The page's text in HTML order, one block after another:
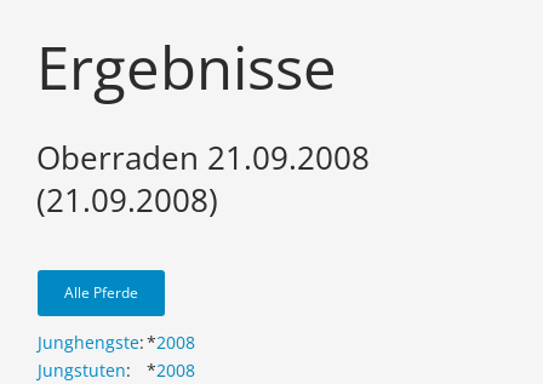
Ergebnisse
Oberraden 21.09.2008
(21.09.2008)
Alle Pferde
Junghengste:*2008
Jungstuten: *2008